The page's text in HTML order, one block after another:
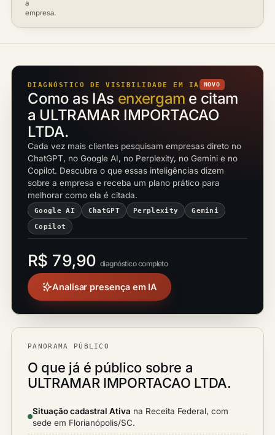
a
empresa.
DIAGNÓSTICO DE VISIBILIDADE EM IA NOVO
Como as IAs enxergam e citam
a ULTRAMAR IMPORTACAO
LTDA.
Cada vez mais clientes pesquisam empresas direto no
ChatGPT, no Google AI, no Perplexity, no Gemini e no
Copilot. Descubra o que essas inteligências dizem
sobre a empresa e receba um plano prático para
melhorar como ela é citada.
Google AI ChatGPT Perplexity Gemini
Copilot
R$ 79,90 diagnóstico completo
Analisar presença em IA
PANORAMA PÚBLICO
O que já é público sobre a
ULTRAMAR IMPORTACAO LTDA.
Situação cadastral Ativa na Receita Federal, com
sede em Florianópolis/SC.